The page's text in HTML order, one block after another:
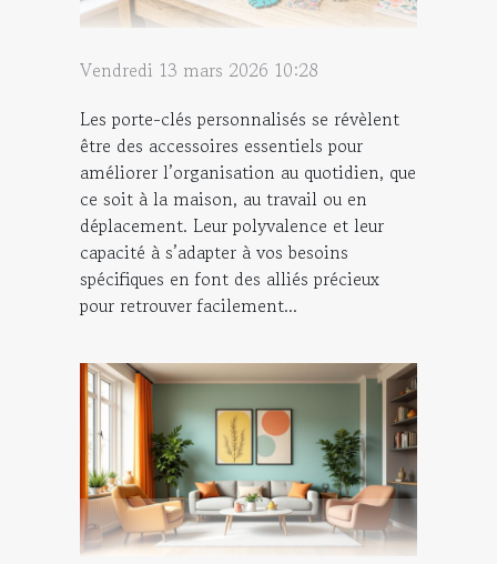
Vendredi 13 mars 2026 10:28
Les porte-clés personnalisés se révèlent
être des accessoires essentiels pour
améliorer l’organisation au quotidien, que
ce soit à la maison, au travail ou en
déplacement. Leur polyvalence et leur
capacité à s’adapter à vos besoins
spécifiques en font des alliés précieux
pour retrouver facilement...